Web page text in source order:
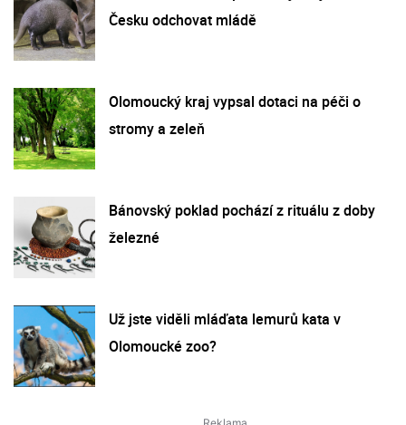
Česku odchovat mládě
Olomoucký kraj vypsal dotaci na péči o
stromy a zeleň
Bánovský poklad pochází z rituálu z doby
železné
Už jste viděli mláďata lemurů kata v
Olomoucké zoo?